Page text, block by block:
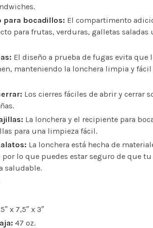
para bocadillos: El compartimento
para frutas, verduras, galletas saladas
El diseño a prueba de fugas evita que
manteniendo la lonchera limpia y fácil
Los cierres fáciles de abrir y cerrar
La lonchera y el recipiente para
para una limpieza fácil.
La lonchera está hecha de
lo que puedes estar seguro de que
saludable.
x 7,5″ x 3″
47 oz.